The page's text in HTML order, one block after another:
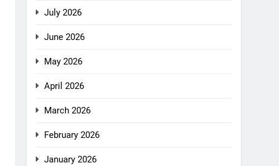
July 2026
June 2026
May 2026
April 2026
March 2026
February 2026
January 2026